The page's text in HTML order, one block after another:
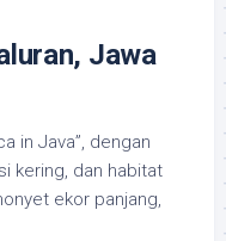
Jawa
in Java”, dengan
kering, dan habitat
ekor panjang,